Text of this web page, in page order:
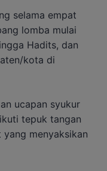
selama empat
lomba mulai
Hadits, dan
kota di
ucapan syukur
tepuk tangan
menyaksikan